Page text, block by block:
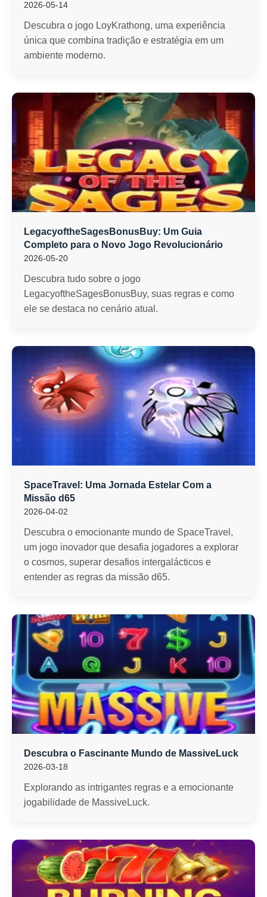
2026-05-14
Descubra o jogo LoyKrathong, uma experiência
única que combina tradição e estratégia em um
ambiente moderno.
LegacyoftheSagesBonusBuy: Um Guia
Completo para o Novo Jogo Revolucionário
2026-05-20
Descubra tudo sobre o jogo
LegacyoftheSagesBonusBuy, suas regras e como
ele se destaca no cenário atual.
SpaceTravel: Uma Jornada Estelar Com a
Missão d65
2026-04-02
Descubra o emocionante mundo de SpaceTravel,
um jogo inovador que desafia jogadores a explorar
o cosmos, superar desafios intergalácticos e
entender as regras da missão d65.
Descubra o Fascinante Mundo de MassiveLuck
2026-03-18
Explorando as intrigantes regras e a emocionante
jogabilidade de MassiveLuck.